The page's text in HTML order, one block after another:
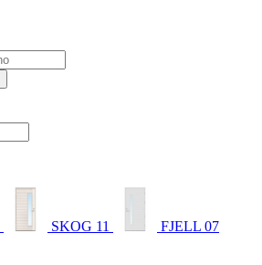
SKOG 11 FJELL 07